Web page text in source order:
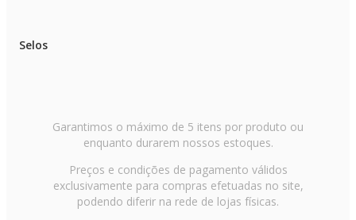
Selos
Garantimos o máximo de 5 itens por produto ou
enquanto durarem nossos estoques.
Preços e condições de pagamento válidos
exclusivamente para compras efetuadas no site,
podendo diferir na rede de lojas físicas.